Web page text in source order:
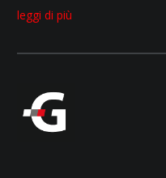
leggi di più